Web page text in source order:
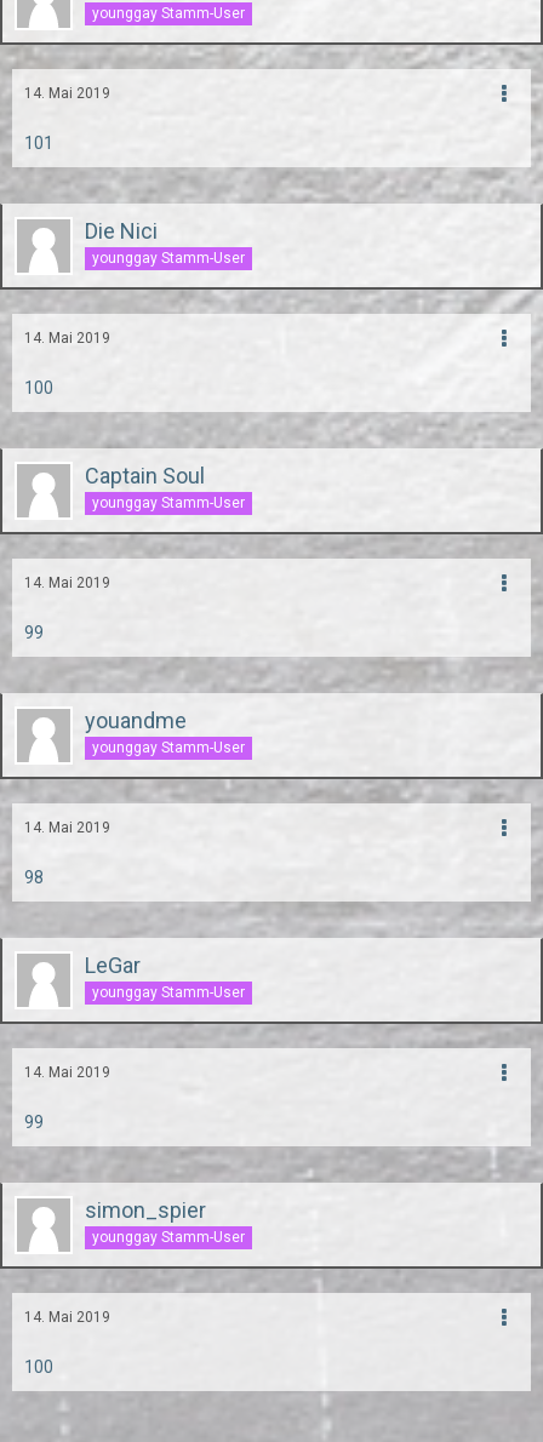
younggay Stamm-User
14. Mai 2019
101
Die Nici
younggay Stamm-User
14. Mai 2019
100
Captain Soul
younggay Stamm-User
14. Mai 2019
99
youandme
younggay Stamm-User
14. Mai 2019
98
LeGar
younggay Stamm-User
14. Mai 2019
99
simon_spier
younggay Stamm-User
14. Mai 2019
100